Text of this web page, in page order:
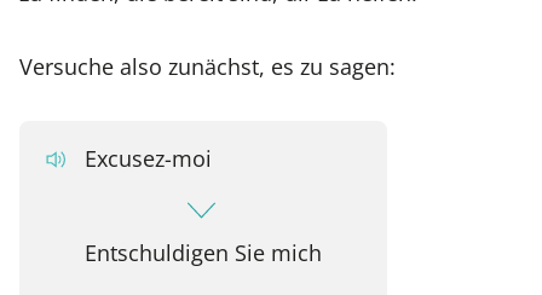
Versuche also zunächst, es zu sagen:
Excusez-moi
Entschuldigen Sie mich